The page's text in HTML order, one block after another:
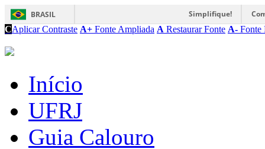
BRASIL Simplifique!
CAplicar Contraste A+ Fonte Ampliada A Restaurar Fonte A- Fonte
Início
UFRJ
Guia Calouro